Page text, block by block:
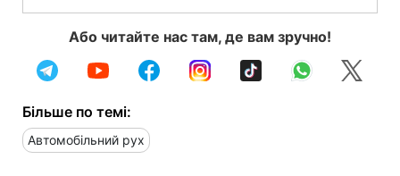
Або читайте нас там, де вам зручно!
Більше по темі:
Автомобільний рух